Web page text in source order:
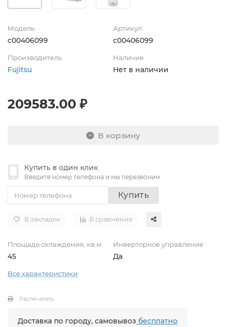
Модель
c00406099
Артикул
c00406099
Производитель
Fujitsu
Наличие
Нет в наличии
209583.00 ₽
В корзину
Купить в один клик
Введите номер телефона и мы перезвоним
Купить
В закладки В сравнение
Площадь охлаждения, кв.м
45
Инверторное управление
Да
Все характеристики
Распечатать
Доставка по городу, самовывоз бесплатно